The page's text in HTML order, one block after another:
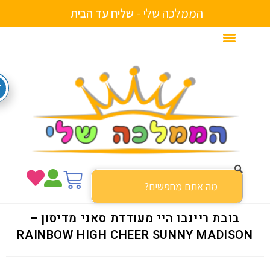
הממלכה שלי -ש ל חעדהבי ת
בובת ריינבו היי מעודדת סאני מדיסון –
RAINBOW HIGH CHEER SUNNY MADISON